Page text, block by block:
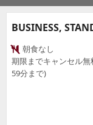
BUSINESS,
朝食なし
期限までキャンセル無
59分まで)